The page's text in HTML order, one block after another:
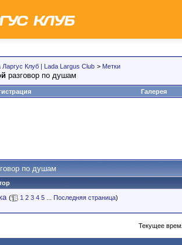
Клуб | Lada Largus Club > Метки
разговор по душам
Галерея
по душам
( 1 2 3 4 5 Последняя страница)
Текущее